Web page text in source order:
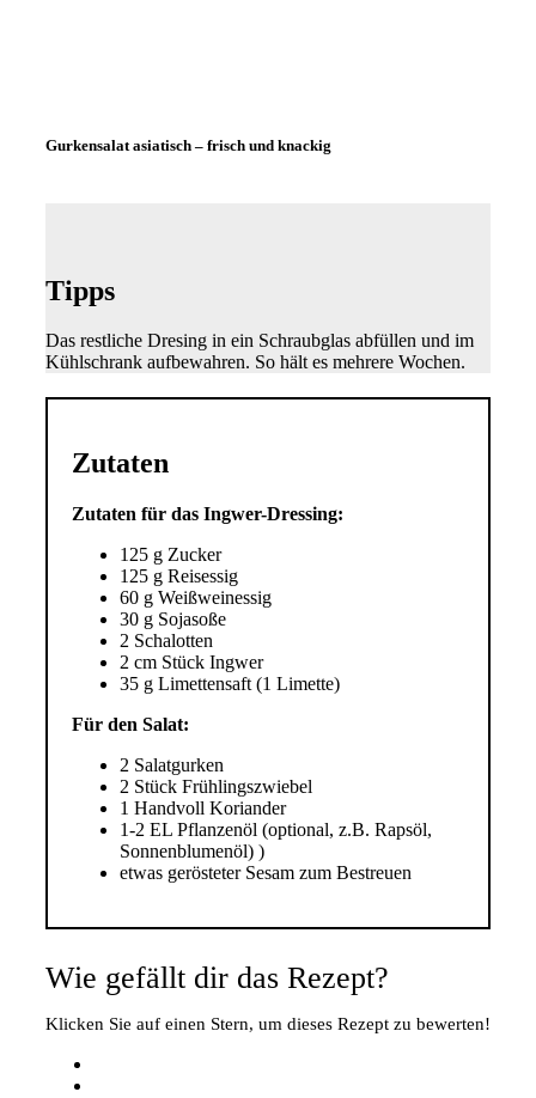
Gurkensalat asiatisch – frisch und knackig
Tipps
Das restliche Dresing in ein Schraubglas abfüllen und im
Kühlschrank aufbewahren. So hält es mehrere Wochen.
Zutaten
Zutaten für das Ingwer-Dressing:
125 g Zucker
125 g Reisessig
60 g Weißweinessig
30 g Sojasoße
2 Schalotten
2 cm Stück Ingwer
35 g Limettensaft (1 Limette)
Für den Salat:
2 Salatgurken
2 Stück Frühlingszwiebel
1 Handvoll Koriander
1-2 EL Pflanzenöl (optional, z.B. Rapsöl,
Sonnenblumenöl) )
etwas gerösteter Sesam zum Bestreuen
Wie gefällt dir das Rezept?
Klicken Sie auf einen Stern, um dieses Rezept zu bewerten!